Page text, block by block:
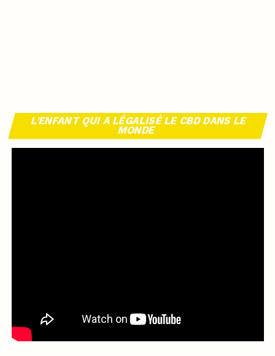
L’ENFANT QUI A LÉGALISÉ LE CBD DANS LE
MONDE